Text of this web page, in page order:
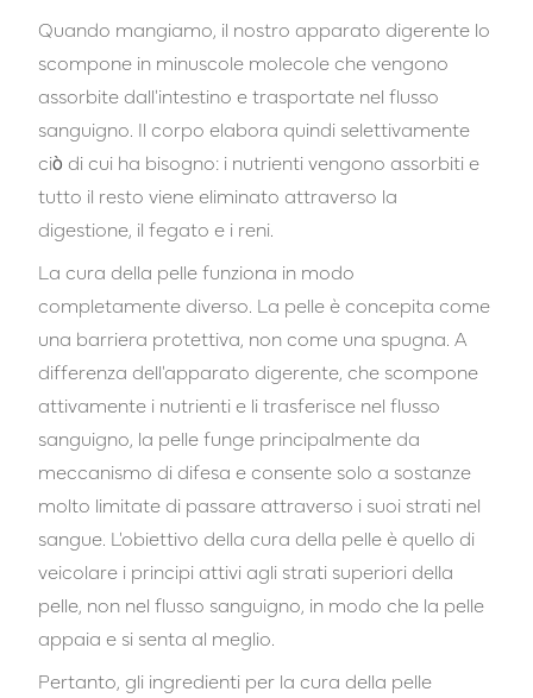
Quando mangiamo, il nostro apparato digerente lo
scompone in minuscole molecole che vengono
assorbite dall'intestino e trasportate nel flusso
sanguigno. Il corpo elabora quindi selettivamente
ciò di cui ha bisogno: i nutrienti vengono assorbiti e
tutto il resto viene eliminato attraverso la
digestione, il fegato e i reni.
La cura della pelle funziona in modo
completamente diverso. La pelle è concepita come
una barriera protettiva, non come una spugna. A
differenza dell'apparato digerente, che scompone
attivamente i nutrienti e li trasferisce nel flusso
sanguigno, la pelle funge principalmente da
meccanismo di difesa e consente solo a sostanze
molto limitate di passare attraverso i suoi strati nel
sangue. L'obiettivo della cura della pelle è quello di
veicolare i principi attivi agli strati superiori della
pelle, non nel flusso sanguigno, in modo che la pelle
appaia e si senta al meglio.
Pertanto, gli ingredienti per la cura della pelle